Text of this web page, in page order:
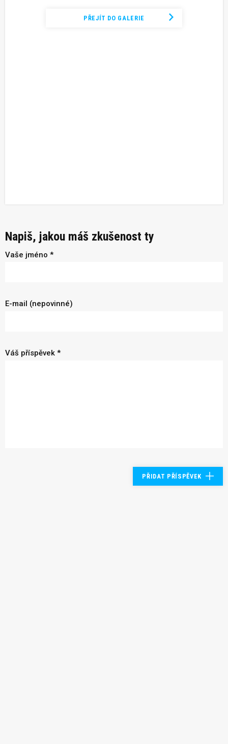
PŘEJÍT DO GALERIE
Napiš, jakou máš zkušenost ty
Vaše jméno *
E-mail (nepovinné)
Váš příspěvek *
PŘIDAT PŘÍSPĚVEK